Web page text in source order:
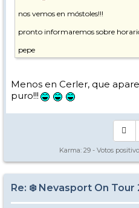
nos vemos en móstoles!!!
pronto informaremos sobre
pepe
Menos en Cerler, que
puro!!!
Karma: 29 - Votos
Re: ❄️ Nevasport On Tour